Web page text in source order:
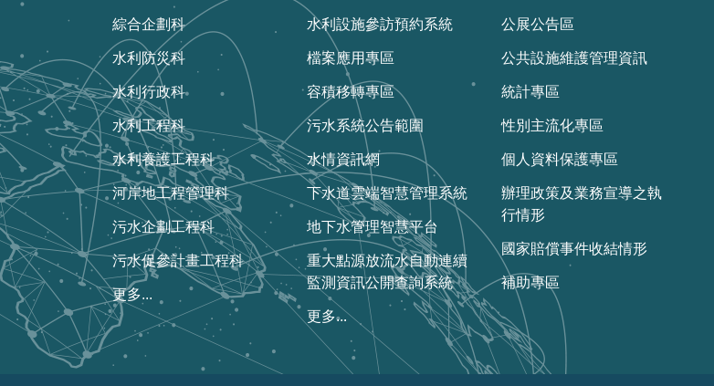
綜合企劃科
水利防災科
水利行政科
水利工程科
水利養護工程科
河岸地工程管理科
污水企劃工程科
污水促參計畫工程科
更多...
水利設施參訪預約系統
檔案應用專區
容積移轉專區
污水系統公告範圍
水情資訊網
下水道雲端智慧管理系統
地下水管理智慧平台
重大點源放流水自動連續
監測資訊公開查詢系統
更多...
公展公告區
公共設施維護管理資訊
統計專區
性別主流化專區
個人資料保護專區
辦理政策及業務宣導之執
行情形
國家賠償事件收結情形
補助專區